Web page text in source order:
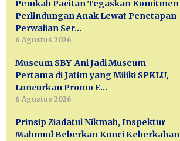
Pemkab Pacitan Tegaskan Komitmen
Perlindungan Anak Lewat Penetapan
Perwalian Ser…
6 Agustus 2026
Museum SBY-Ani Jadi Museum
Pertama di Jatim yang Miliki SPKLU,
Luncurkan Promo E…
6 Agustus 2026
Prinsip Ziadatul Nikmah, Inspektur
Mahmud Beberkan Kunci Keberkahan